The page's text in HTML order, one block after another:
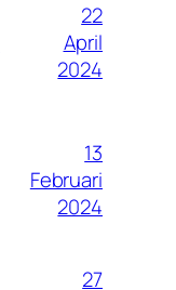
22
April
2024
13
Februari
2024
27